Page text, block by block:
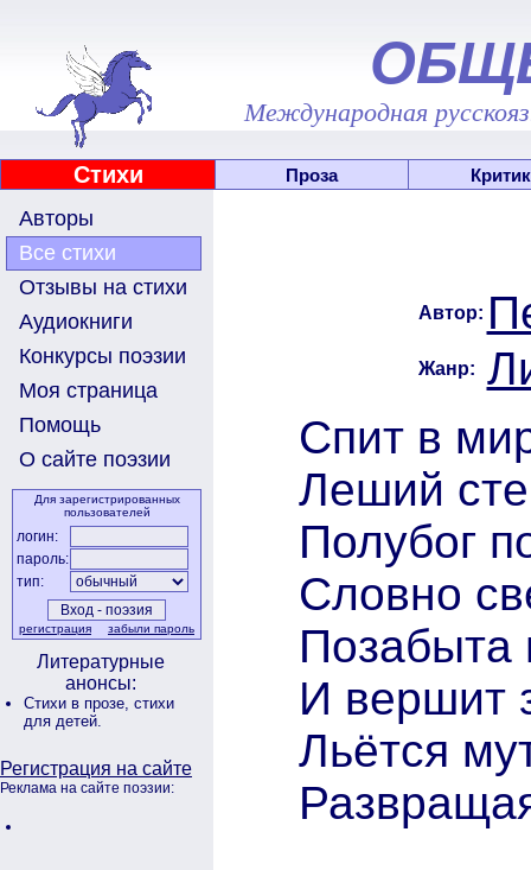
Международная
Стихи Проза
Авторы
Все стихи
Отзывы на стихи
Аудиокниги
Конкурсы поэзии
Моя страница
Помощь
О сайте поэзии
Для зарегистрированных
пользователей
логин:
пароль:
тип:
регистрация забыли пароль
Литературные
анонсы:
Стихи в прозе, стихи
для детей.
Регистрация на сайте
Реклама на сайте поэзии:
Автор:
Жанр:
Спит в
Леший
Полубог
Словно
Позабыта
И вершит
Льётся